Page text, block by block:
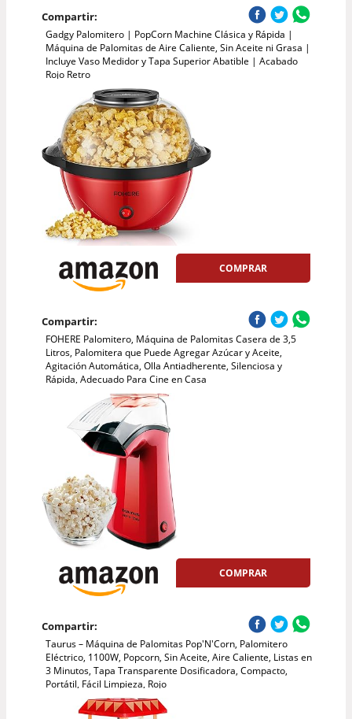
Compartir:
Gadgy Palomitero | PopCorn Machine Clásica y Rápida |
Máquina de Palomitas de Aire Caliente, Sin Aceite ni Grasa |
Incluye Vaso Medidor y Tapa Superior Abatible | Acabado
Rojo Retro
COMPRAR
Compartir:
FOHERE Palomitero, Máquina de Palomitas Casera de 3,5
Litros, Palomitera que Puede Agregar Azúcar y Aceite,
Agitación Automática, Olla Antiadherente, Silenciosa y
Rápida, Adecuado Para Cine en Casa
COMPRAR
Compartir:
Taurus – Máquina de Palomitas Pop'N'Corn, Palomitero
Eléctrico, 1100W, Popcorn, Sin Aceite, Aire Caliente, Listas en
3 Minutos, Tapa Transparente Dosificadora, Compacto,
Portátil, Fácil Limpieza, Rojo